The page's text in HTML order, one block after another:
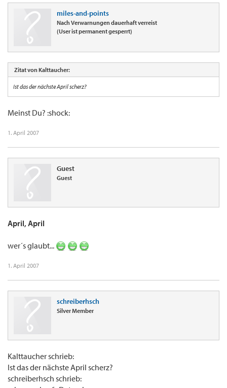
miles-and-points
Nach Verwarnungen dauerhaft verreist
(User ist permanent gesperrt)
Zitat von Kalttaucher:
Ist das der nächste April scherz?
Meinst Du? :shock:
1. April 2007
Guest
Guest
April, April
wer´s glaubt...
1. April 2007
schreiberhsch
Silver Member
Kalttaucher schrieb:
Ist das der nächste April scherz?
schreiberhsch schrieb: